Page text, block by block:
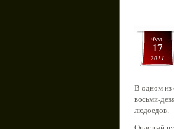
Фев
17
2011
В одном из
восьми-
людоедов.